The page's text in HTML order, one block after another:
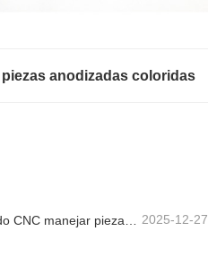
piezas anodizadas coloridas
¿Puede el mecanizado CNC manejar piezas metálicas personalizadas? 2025-12-27